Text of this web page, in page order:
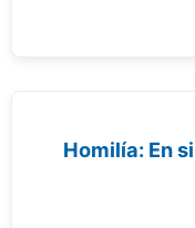
Homilía: En